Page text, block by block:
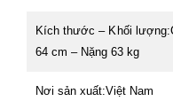
Kích thước – Khối lượng:
64 cm – Nặng 63 kg
Nơi sản xuất:Việt Nam